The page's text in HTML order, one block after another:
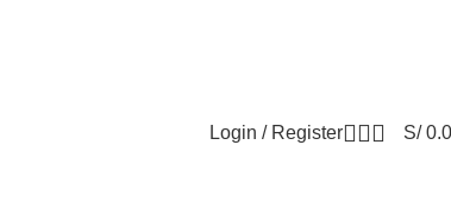
Login / Register S/